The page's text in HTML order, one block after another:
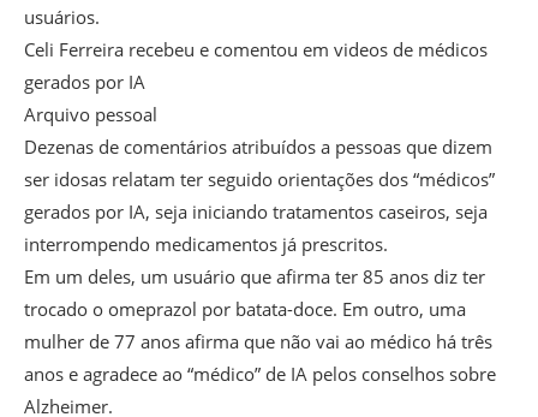
usuários.
Celi Ferreira recebeu e comentou em videos de médicos
gerados por IA
Arquivo pessoal
Dezenas de comentários atribuídos a pessoas que dizem
ser idosas relatam ter seguido orientações dos “médicos”
gerados por IA, seja iniciando tratamentos caseiros, seja
interrompendo medicamentos já prescritos.
Em um deles, um usuário que afirma ter 85 anos diz ter
trocado o omeprazol por batata-doce. Em outro, uma
mulher de 77 anos afirma que não vai ao médico há três
anos e agradece ao “médico” de IA pelos conselhos sobre
Alzheimer.